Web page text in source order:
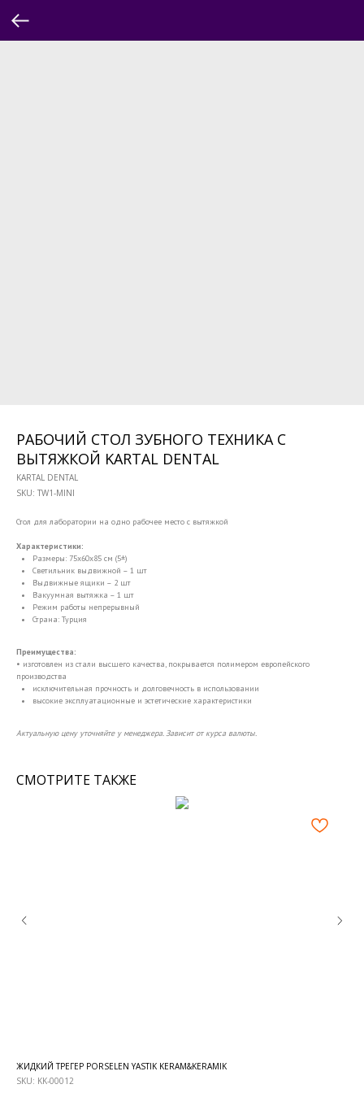
РАБОЧИЙ СТОЛ ЗУБНОГО ТЕХНИКА С
ВЫТЯЖКОЙ KARTAL DENTAL
KARTAL DENTAL
SKU: TW1-MINI
Стол для лаборатории на одно рабочее место с вытяжкой
Характеристики:
Размеры: 75х60х85 см (5±)
Светильник выдвижной – 1 шт
Выдвижные ящики – 2 шт
Вакуумная вытяжка – 1 шт
Режим работы непрерывный
Страна: Турция
Преимущества:
• изготовлен из стали высшего качества, покрывается полимером европейского
производства
исключительная прочность и долговечность в использовании
высокие эксплуатационные и эстетические характеристики
Актуальную цену уточняйте у менеджера. Зависит от курса валюты.
СМОТРИТЕ ТАКЖЕ
ЖИДКИЙ ТРЕГЕР PORSELEN YASTIK KERAM&KERAMIK
SKU: KK-00012